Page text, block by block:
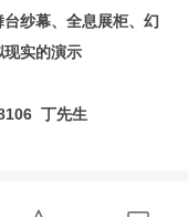
纱幕、全息展柜、幻
现实的演示
丁先生